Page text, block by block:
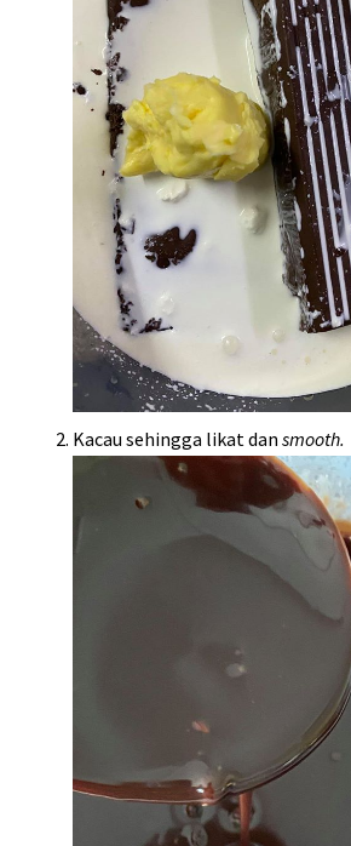
Kacau sehingga likat dan smooth.